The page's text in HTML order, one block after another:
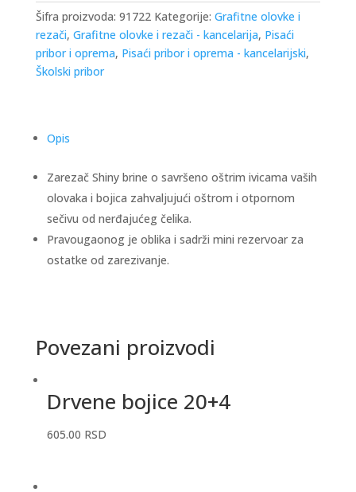
Šifra proizvoda: 91722 Kategorije: Grafitne olovke i
rezači, Grafitne olovke i rezači - kancelarija, Pisaći
pribor i oprema, Pisaći pribor i oprema - kancelarijski,
Školski pribor
Opis
Zarezač Shiny brine o savršeno oštrim ivicama vaših
olovaka i bojica zahvaljujući oštrom i otpornom
sečivu od nerđajućeg čelika.
Pravougaonog je oblika i sadrži mini rezervoar za
ostatke od zarezivanje.
Povezani proizvodi
Drvene bojice 20+4
605.00 RSD